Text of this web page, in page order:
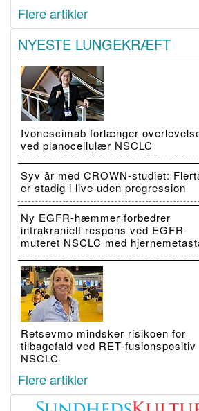
Flere artikler
NYESTE LUNGEKRÆFT
Ivonescimab forlænger
ved planocellulær NSCLC
Syv år med CROWN-studiet:
er stadig i live uden progression
Ny EGFR-hæmmer forbedrer
intrakranielt respons ved EGFR-
muteret NSCLC med
Retsevmo mindsker risikoen for
tilbagefald ved RET-fusionspositiv
NSCLC
Flere artikler